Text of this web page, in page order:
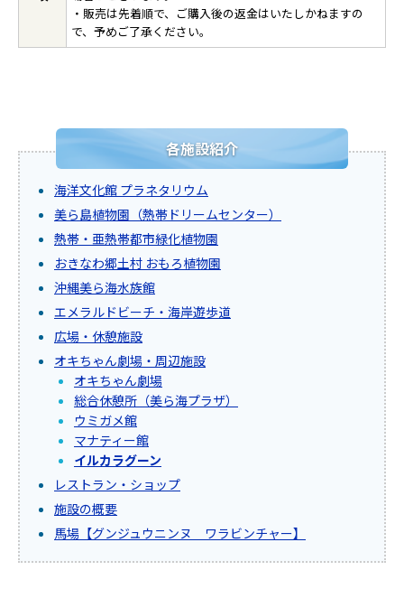
・販売は先着順で、ご購入後の返金はいたしかねますの
で、予めご了承ください。
各施設紹介
海洋文化館 プラネタリウム
美ら島植物園（熱帯ドリームセンター）
熱帯・亜熱帯都市緑化植物園
おきなわ郷土村 おもろ植物園
沖縄美ら海水族館
エメラルドビーチ・海岸遊歩道
広場・休憩施設
オキちゃん劇場・周辺施設
オキちゃん劇場
総合休憩所（美ら海プラザ）
ウミガメ館
マナティー館
イルカラグーン
レストラン・ショップ
施設の概要
馬場【グンジュウニンヌ ワラビンチャー】